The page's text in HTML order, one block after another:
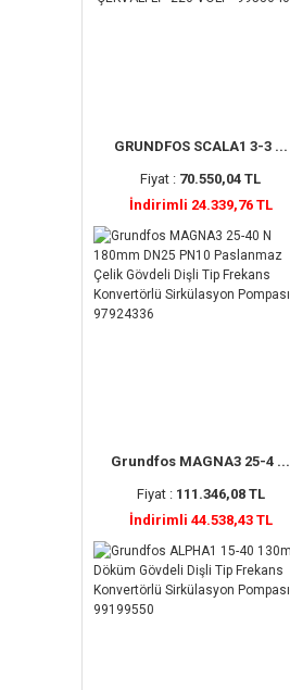
GRUNDFOS SCALA1 3-3 ...
Fiyat : 70.550,04 TL
İndirimli 24.339,76 TL
Grundfos MAGNA3 25-4 ...
Fiyat : 111.346,08 TL
İndirimli 44.538,43 TL